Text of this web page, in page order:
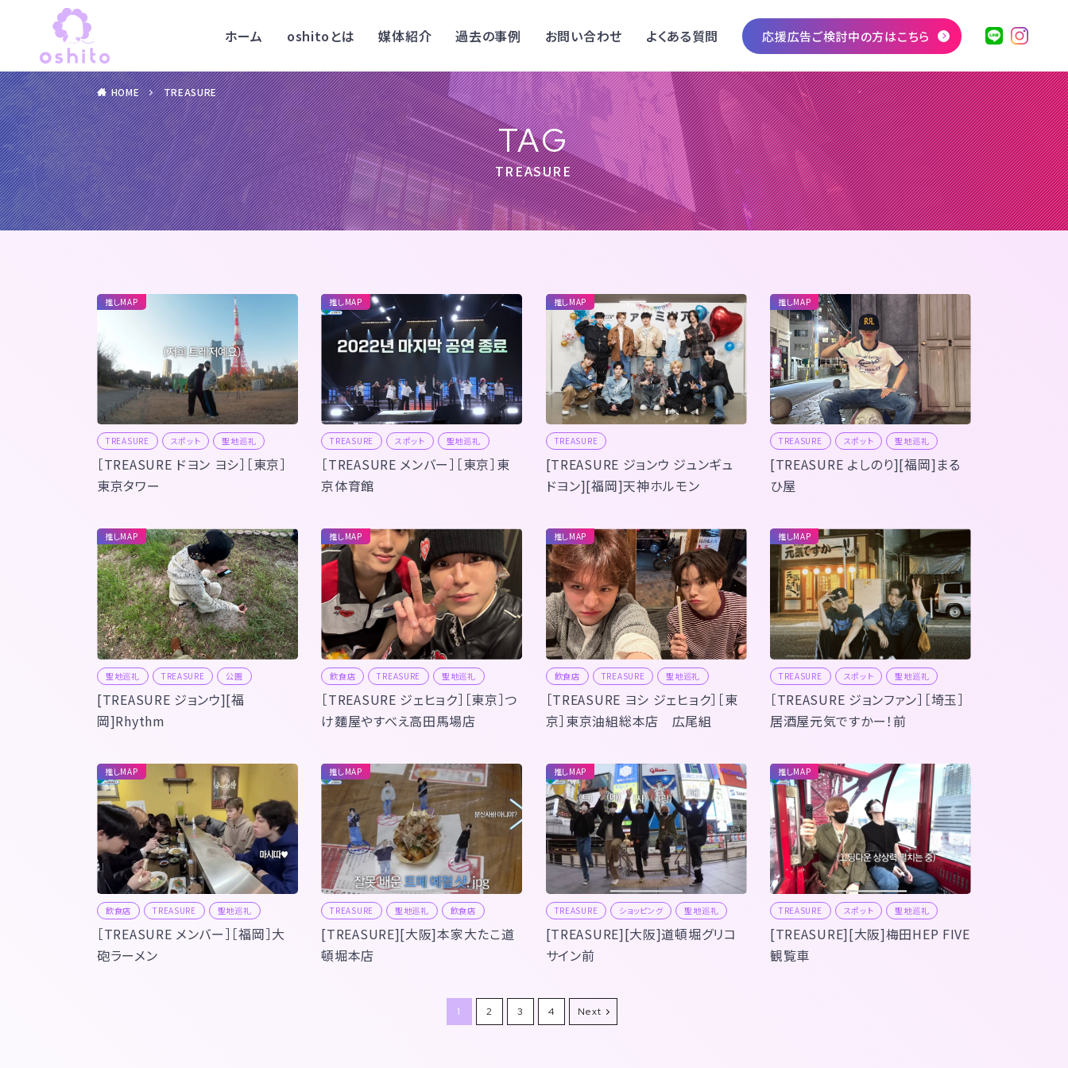
ホーム oshitoとは 媒体紹介 過去の事例 お問い合わせ よくある質問 応援広告ご検討中の方はこちら
HOME TREASURE
TAG
TREASURE
推しMAP
TREASURE スポット 聖地巡礼
［TREASURE ドヨン ヨシ］［東京］
東京タワー
推しMAP
TREASURE スポット 聖地巡礼
［TREASURE メンバー］［東京］東
京体育館
推しMAP
TREASURE
[TREASURE ジョンウ ジュンギュ
ドヨン][福岡]天神ホルモン
推しMAP
TREASURE スポット 聖地巡礼
[TREASURE よしのり][福岡]まる
ひ屋
推しMAP
聖地巡礼 TREASURE 公園
[TREASURE ジョンウ][福
岡]Rhythm
推しMAP
飲食店 TREASURE 聖地巡礼
［TREASURE ジェヒョク］［東京］つ
け麵屋やすべえ高田馬場店
推しMAP
飲食店 TREASURE 聖地巡礼
［TREASURE ヨシ ジェヒョク］［東
京］東京油組総本店 広尾組
推しMAP
TREASURE スポット 聖地巡礼
［TREASURE ジョンファン］［埼玉］
居酒屋元気ですかー！前
推しMAP
飲食店 TREASURE 聖地巡礼
［TREASURE メンバー］［福岡］大
砲ラーメン
推しMAP
TREASURE 聖地巡礼 飲食店
[TREASURE][大阪]本家大たこ道
頓堀本店
推しMAP
TREASURE ショッピング 聖地巡礼
[TREASURE][大阪]道頓堀グリコ
サイン前
推しMAP
TREASURE スポット 聖地巡礼
[TREASURE][大阪]梅田HEP FIVE
観覧車
1 2 3 4 Next